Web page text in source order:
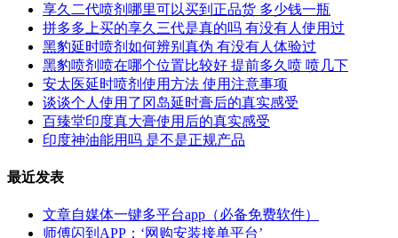
享久二代喷剂哪里可以买到正品货 多少钱一瓶
拼多多上买的享久三代是真的吗 有没有人使用过
黑豹延时喷剂如何辨别真伪 有没有人体验过
黑豹喷剂喷在哪个位置比较好 提前多久喷 喷几下
安太医延时喷剂使用方法 使用注意事项
谈谈个人使用了冈岛延时膏后的真实感受
百臻堂印度真大膏使用后的真实感受
印度神油能用吗 是不是正规产品
最近发表
文章自媒体一键多平台app（必备免费软件）
师傅闪到APP；‘网购安装接单平台’